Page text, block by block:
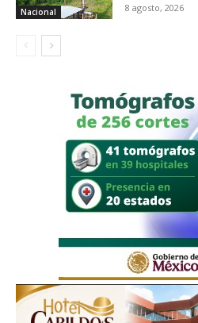
Nacional 8 agosto, 2026